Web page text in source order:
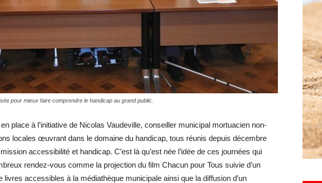
pour mieux faire comprendre le handicap au grand public.
place à l’initiative de Nicolas Vaudeville, conseiller municipal mortuacien non-
locales œuvrant dans le domaine du handicap, tous réunis depuis décembre
accessibilité et handicap. C’est là qu’est née l’idée de ces journées qui
rendez-vous comme la projection du film Chacun pour Tous suivie d’un
livres accessibles à la médiathèque municipale ainsi que la diffusion d’un